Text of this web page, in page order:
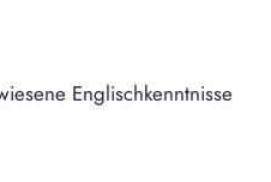
Englischkenntnisse